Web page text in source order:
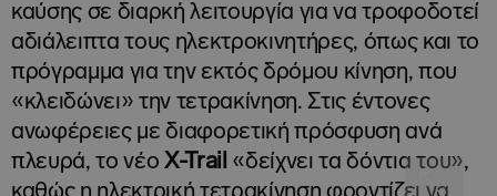
καύσης σε διαρκή λειτουργία για να τροφοδοτεί
αδιάλειπτα τους ηλεκτροκινητήρες, όπως και το
πρόγραμμα για την εκτός δρόμου κίνηση, που
«κλειδώνει» την τετρακίνηση. Στις έντονες
ανωφέρειες με διαφορετική πρόσφυση ανά
πλευρά, το νέοX-Trail «δείχνει τα δόντια του»,